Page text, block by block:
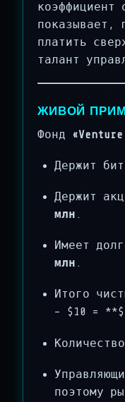
показывает,
платить
талант
ЖИВОЙ
Фонд «Venture
Держит
Держит
млн .
Имеет
млн .
Итого
− $10 =
поэтому